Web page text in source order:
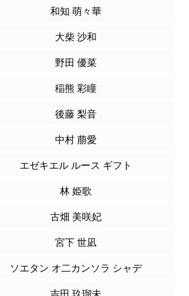
和知 萌々華
大柴 沙和
野田 優菜
稲熊 彩瞳
後藤 梨音
中村 萠愛
エゼキエル ルース ギフト
林 姫歌
古畑 美咲妃
宮下 世凪
ソエタン オ二カンソラ シャデ
吉田 玖瑠未